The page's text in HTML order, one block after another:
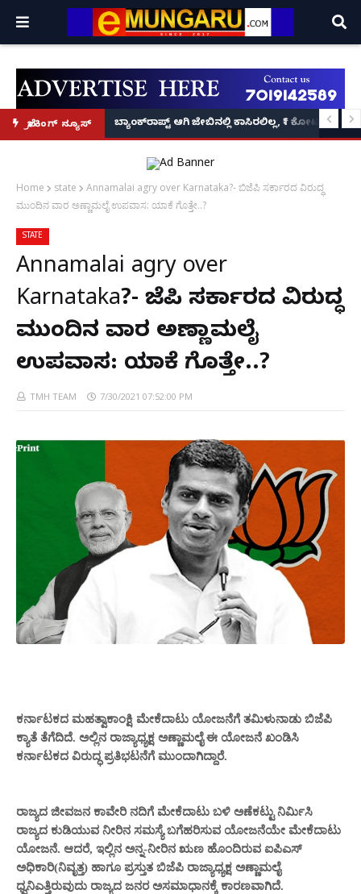
ಬ್ರೇಕಿಂಗ್ ನ್ಯೂಸ್
ಚಿನ್ನ ದರೋಡೆ!
ಪ್ರದೋಷ್ ಬೆನ್ನಲ್ಲೇ ಮಾಫಿ ಸಾಕ್ಷಿಯಾಗಲು 'ಎ8 ರವಿಶಂಕರ್, ಎ10 ವಿನಯ್' ಅರ್ಜಿ!
ಬ್ಯಾಂಕ್‌ರಾಪ್ಟ್‌ ಆಗಿ ಜೇಬಿನಲ್ಲಿ ಕಾಸಿರಲಿಲ್ಲ, ₹1 ಕೋಟಿ ಸಾಲ
Home state
Annamalai agry over Karnataka?- ಬಿಜೆಪಿ ಸರ್ಕಾರದ ವಿರುದ್ಧ
ಮುಂದಿನ ವಾರ ಅಣ್ಣಾಮಲೈ ಉಪವಾಸ: ಯಾಕೆ ಗೊತ್ತೇ..?
STATE
Annamalai agry over
Karnataka?- ಬಿಜೆಪಿ ಸರ್ಕಾರದ ವಿರುದ್ಧ
ಮುಂದಿನ ವಾರ ಅಣ್ಣಾಮಲೈ
ಉಪವಾಸ: ಯಾಕೆ ಗೊತ್ತೇ..?
TMH TEAM 7/30/2021 07:52:00 PM
ಕರ್ನಾಟಕದ ಮಹತ್ವಾಕಾಂಕ್ಷಿ ಮೇಕೆದಾಟು ಯೋಜನೆಗೆ ತಮಿಳುನಾಡು ಬಿಜೆಪಿ
ಕ್ಯಾತೆ ತೆಗೆದಿದೆ. ಅಲ್ಲಿನ ರಾಜ್ಯಾಧ್ಯಕ್ಷ ಅಣ್ಣಾಮಲೈ ಈ ಯೋಜನೆ ಖಂಡಿಸಿ
ಕರ್ನಾಟಕದ ವಿರುದ್ಧ ಪ್ರತಿಭಟನೆಗೆ ಮುಂದಾಗಿದ್ದಾರೆ.
ರಾಜ್ಯದ ಜೀವಜನ ಕಾವೇರಿ ನದಿಗೆ ಮೇಕೆದಾಟು ಬಳಿ ಅಣೆಕಟ್ಟು ನಿರ್ಮಿಸಿ
ರಾಜ್ಯದ ಕುಡಿಯುವ ನೀರಿನ ಸಮಸ್ಯೆ ಬಗೆಹರಿಸುವ ಯೋಜನೆಯೇ ಮೇಕೆದಾಟು
ಯೋಜನೆ. ಆದರೆ, ಇಲ್ಲಿನ ಅನ್ನ-ನೀರಿನ ಋಣ ಹೊಂದಿರುವ ಐಪಿಎಸ್
ಅಧಿಕಾರಿ(ನಿವೃತ್ತ) ಹಾಗೂ ಪ್ರಸ್ತುತ ಬಿಜೆಪಿ ರಾಜ್ಯಾಧ್ಯಕ್ಷ ಅಣ್ಣಾಮಲೈ
ಧ್ವನಿಎತ್ತಿರುವುದು ರಾಜ್ಯದ ಜನರ ಅಸಮಾಧಾನಕ್ಕೆ ಕಾರಣವಾಗಿದೆ.